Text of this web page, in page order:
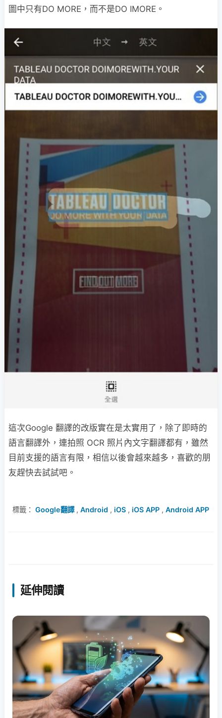
圖中只有DO MORE，而不是DO IMORE。
這次Google 翻譯的改版實在是太實用了，除了即時的
語言翻譯外，連拍照 OCR 照片內文字翻譯都有，雖然
目前支援的語言有限，相信以後會越來越多，喜歡的朋
友趕快去試試吧。
標籤： Google翻譯, Android , iOS , iOS APP , Android APP
延伸閱讀